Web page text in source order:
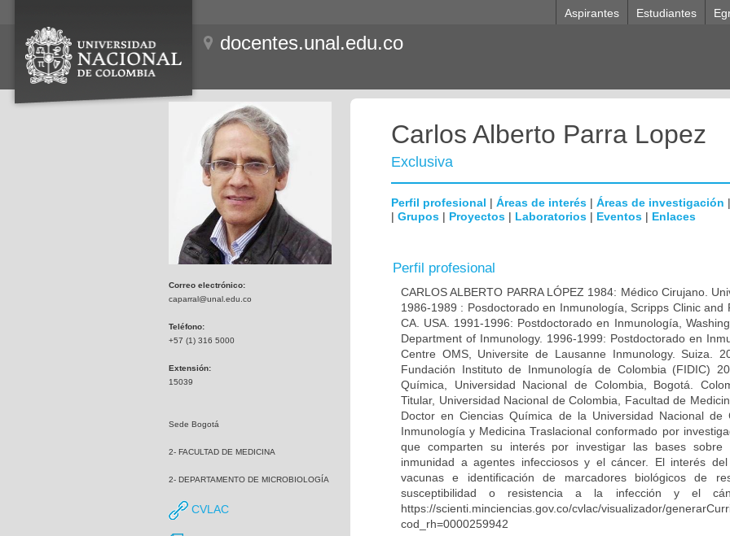
Aspirantes Estudiantes
docentes.unal.edu.co
Correo electrónico:
caparral@unal.edu.co
Teléfono:
+57 (1) 316 5000
Extensión:
15039
Sede Bogotá
2- FACULTAD DE MEDICINA
2- DEPARTAMENTO DE MICROBIOLOGÍA
CVLAC
Carlos Alberto Parra Lopez
Exclusiva
Perfil profesional | Áreas de interés | Áreas de investigación |
| Grupos | Proyectos | Laboratorios | Eventos | Enlaces
Perfil profesional
CARLOS ALBERTO PARRA LÓPEZ 1984: Médico Cirujano.
1986-1989 : Posdoctorado en Inmunología, Scripps Clinic and
CA. USA. 1991-1996: Postdoctorado en Inmunología,
Department of Inmunology. 1996-1999: Postdoctorado en
Centre OMS, Universite de Lausanne Inmunology. Suiza.
Fundación Instituto de Inmunología de Colombia (FIDIC)
Química, Universidad Nacional de Colombia, Bogotá.
Titular, Universidad Nacional de Colombia, Facultad de
Doctor en Ciencias Química de la Universidad Nacional
Inmunología y Medicina Traslacional conformado por
que comparten su interés por investigar las bases sobre
inmunidad a agentes infecciosos y el cáncer. El interés
vacunas e identificación de marcadores biológicos de
susceptibilidad o resistencia a la infección y el
https://scienti.minciencias.gov.co/cvlac/visualizador/
cod_rh=0000259942